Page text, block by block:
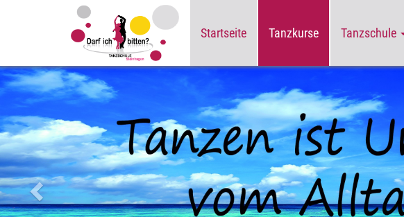
Startseite Tanzkurse Tanzschule
Zurück